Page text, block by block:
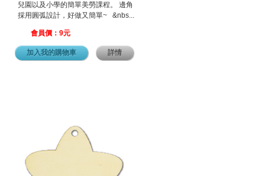
兒園以及小學的簡單美勞課程。 邊角
採用圓弧設計，好做又簡單~ &nbs...
會員價：9元
加入我的購物車 詳情